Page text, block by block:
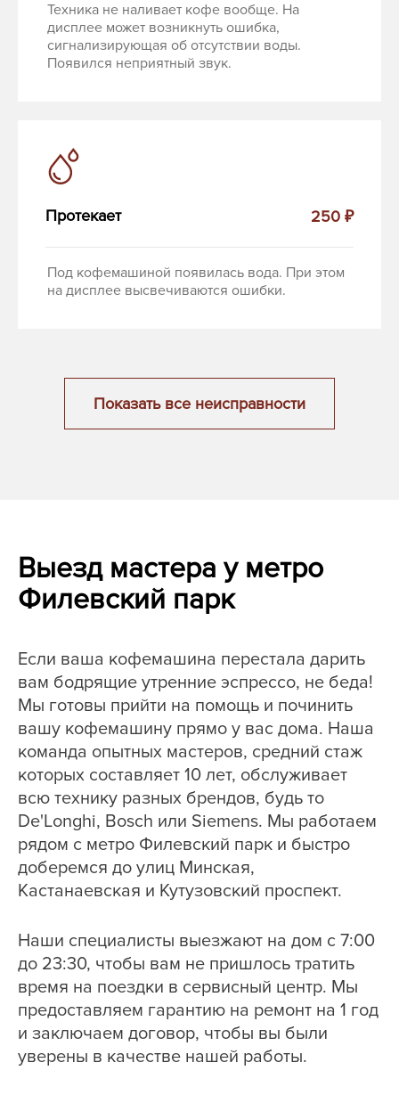
Техника не наливает кофе вообще. На
дисплее может возникнуть ошибка,
сигнализирующая об отсутствии воды.
Появился неприятный звук.
Протекает 250 ₽
Под кофемашиной появилась вода. При этом
на дисплее высвечиваются ошибки.
Показать все неисправности
Выезд мастера у метро
Филевский парк
Если ваша кофемашина перестала дарить
вам бодрящие утренние эспрессо, не беда!
Мы готовы прийти на помощь и починить
вашу кофемашину прямо у вас дома. Наша
команда опытных мастеров, средний стаж
которых составляет 10 лет, обслуживает
всю технику разных брендов, будь то
De'Longhi, Bosch или Siemens. Мы работаем
рядом с метро Филевский парк и быстро
доберемся до улиц Минская,
Кастанаевская и Кутузовский проспект.
Наши специалисты выезжают на дом с 7:00
до 23:30, чтобы вам не пришлось тратить
время на поездки в сервисный центр. Мы
предоставляем гарантию на ремонт на 1 год
и заключаем договор, чтобы вы были
уверены в качестве нашей работы.